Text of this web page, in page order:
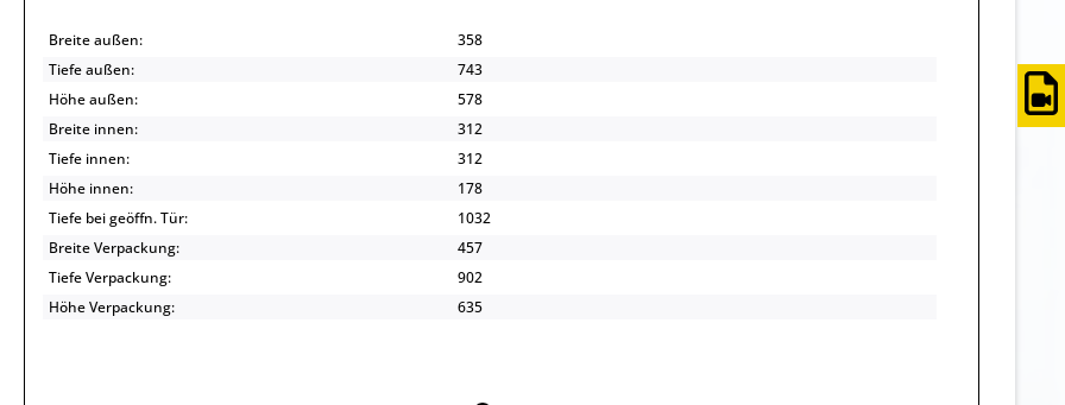
Breite außen:
358
Tiefe außen:
743
Höhe außen:
578
Breite innen:
312
Tiefe innen:
312
Höhe innen:
178
Tiefe bei geöffn. Tür:
1032
Breite Verpackung:
457
Tiefe Verpackung:
902
Höhe Verpackung:
635